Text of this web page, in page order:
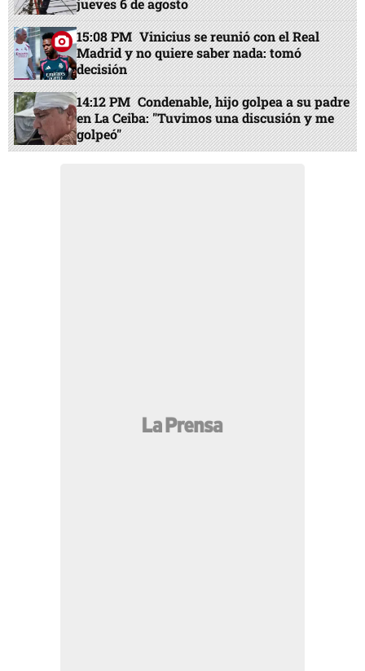
jueves 6 de agosto
15:08 PM Vinicius se reunió con el Real
Madrid y no quiere saber nada: tomó
decisión
14:12 PM Condenable, hijo golpea a su padre
en La Ceiba: "Tuvimos una discusión y me
golpeó"